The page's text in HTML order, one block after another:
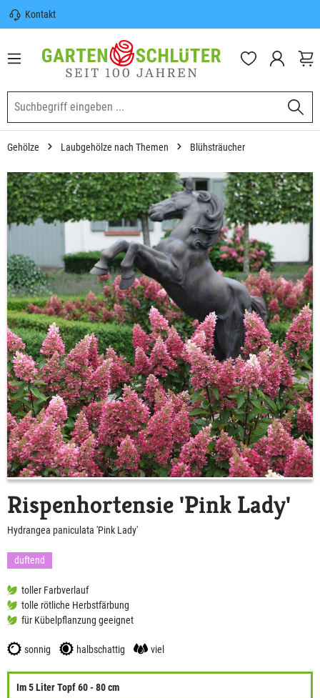
springen
Kontakt
Sicherer Versand | Versandkostenfrei
(DE) ab 100€
Garten-Schlüter Anwachsgarantie
Gehölze Laubgehölze nach Themen Blühsträucher
Rispenhortensie 'Pink Lady'
Hydrangea paniculata 'Pink Lady'
duftend
toller Farbverlauf
tolle rötliche Herbstfärbung
für Kübelpflanzung geeignet
sonnig halbschattig viel
Im 5 Liter Topf 60 - 80 cm